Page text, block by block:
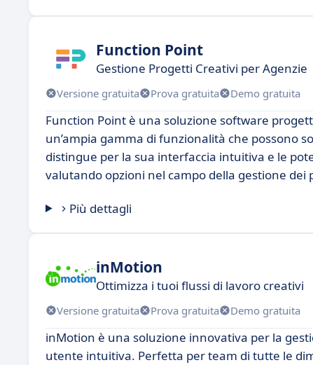
Function Point
Gestione Progetti Creativi per Agenzie
Versione gratuita Prova gratuita Demo gratuita
Function Point è una soluzione software
un’ampia gamma di funzionalità che possono
distingue per la sua interfaccia intuitiva e le
valutando opzioni nel campo della gestione
Più dettagli
inMotion
Ottimizza i tuoi flussi di lavoro creativi
Versione gratuita Prova gratuita Demo gratuita
inMotion è una soluzione innovativa per la
utente intuitiva. Perfetta per team di tutte le